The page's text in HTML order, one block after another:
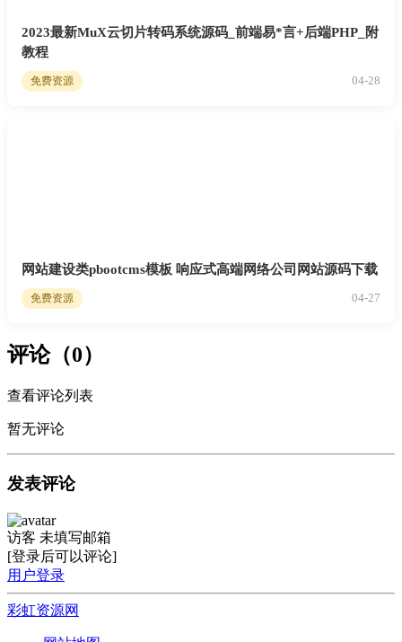
2023最新MuX云切片转码系统源码_前端易*言+后端PHP_附
教程
免费资源 04-28
网站建设类pbootcms模板 响应式高端网络公司网站源码下载
免费资源 04-27
评论（0）
查看评论列表
暂无评论
发表评论
访客 未填写邮箱
[登录后可以评论]
用户登录
彩虹资源网